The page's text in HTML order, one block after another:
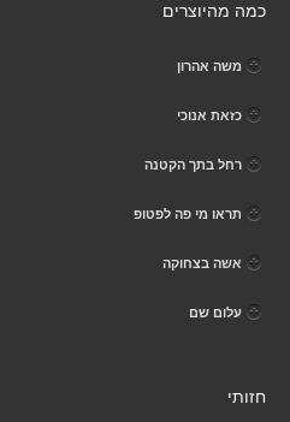
כמה מהיוצרים
משה אהרון
כזאת אנוכי
רחל בתך הקטנה
תראו מי פה לפטופ
אשה בצחוקה
עלום שם
חזותי